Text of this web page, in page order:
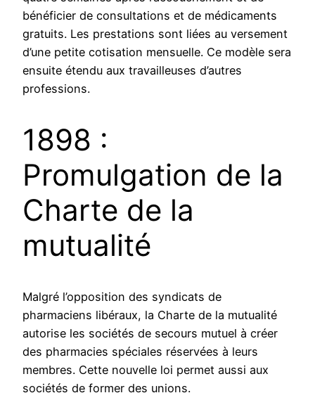
bénéficier de consultations et de médicaments
gratuits. Les prestations sont liées au versement
d’une petite cotisation mensuelle. Ce modèle sera
ensuite étendu aux travailleuses d’autres
professions.
1898 :
Promulgation de la
Charte de la
mutualité
Malgré l’opposition des syndicats de
pharmaciens libéraux, la Charte de la mutualité
autorise les sociétés de secours mutuel à créer
des pharmacies spéciales réservées à leurs
membres. Cette nouvelle loi permet aussi aux
sociétés de former des unions.